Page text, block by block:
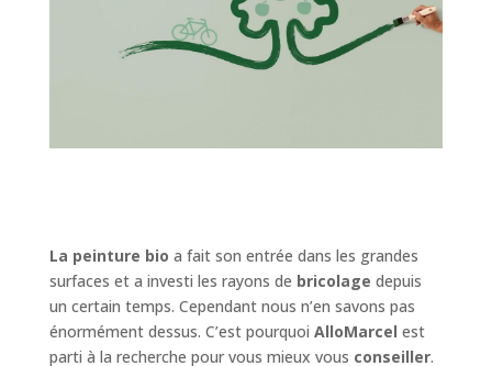
La peinture bio a fait son entrée dans les grandes
surfaces et a investi les rayons de bricolage depuis
un certain temps. Cependant nous n’en savons pas
énormément dessus. C’est pourquoi AlloMarcel est
parti à la recherche pour vous mieux vous conseiller.